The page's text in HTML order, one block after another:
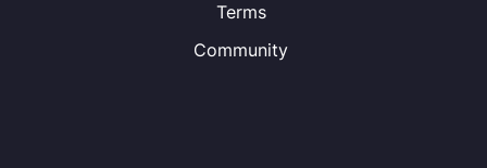
Terms
Community